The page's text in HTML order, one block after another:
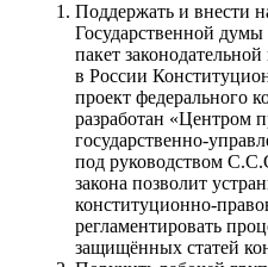
Поддержать и внести
Государственной
пакет
в России
проект федерального
разработан «Центром
государственно-
под руководством
закона позволит
конституционно-
регламентировать
защищённых статей